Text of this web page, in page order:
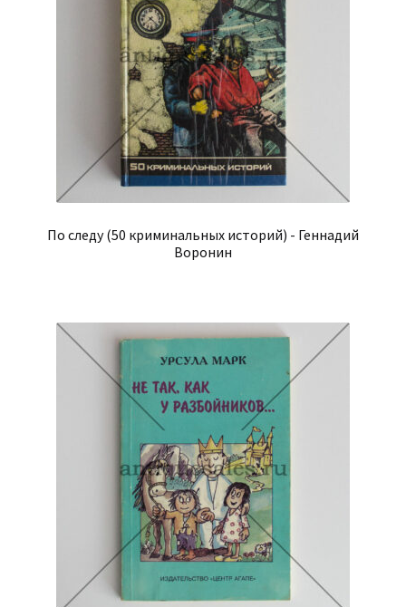
По следу (50 криминальных историй) - Геннадий
Воронин